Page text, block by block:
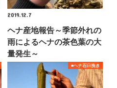
2019.12.7
ヘナ産地報告～季節外れの
雨によるヘナの茶色葉の大
量発生～
■ヘナ石臼挽き